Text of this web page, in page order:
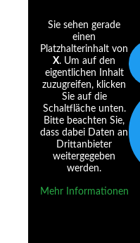
Sie sehen gerade
einen
Platzhalterinhalt von
X. Um auf den
eigentlichen Inhalt
zuzugreifen, klicken
Sie auf die
Schaltfläche unten.
Bitte beachten Sie,
dass dabei Daten an
Drittanbieter
weitergegeben
werden.
Mehr Informationen